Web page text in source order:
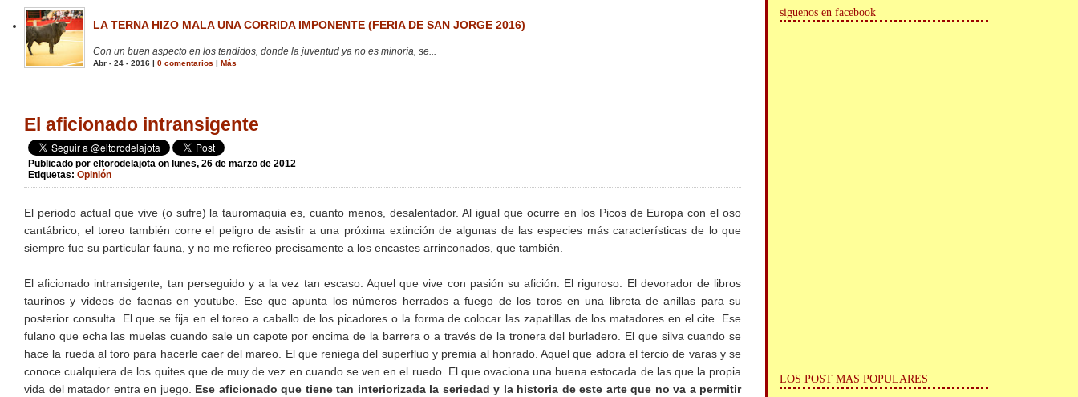
LA TERNA HIZO MALA UNA CORRIDA IMPONENTE (FERIA DE SAN JORGE 2016)
Con un buen aspecto en los tendidos, donde la juventud ya no es minoría, se...
Abr - 24 - 2016 | 0 comentarios Más
El aficionado intransigente
Publicado por eltorodelajota on lunes, 26 de marzo de 2012
Etiquetas: Opinión
El periodo actual que vive (o sufre) la tauromaquia es, cuanto menos, desalentador. Al igual que ocurre en los Picos de Europa con el oso
cantábrico, el toreo también corre el peligro de asistir a una próxima extinción de algunas de las especies más características de lo que
siempre fue su particular fauna, y no me refiereo precisamente a los encastes arrinconados, que también.
El aficionado intransigente, tan perseguido y a la vez tan escaso. Aquel que vive con pasión su afición. El riguroso. El devorador de libros
taurinos y videos de faenas en youtube. Ese que apunta los números herrados a fuego de los toros en una libreta de anillas para su
posterior consulta. El que se fija en el toreo a caballo de los picadores o la forma de colocar las zapatillas de los matadores en el cite. Ese
fulano que echa las muelas cuando sale un capote por encima de la barrera o a través de la tronera del burladero. El que silva cuando se
hace la rueda al toro para hacerle caer del mareo. El que reniega del superfluo y premia al honrado. Aquel que adora el tercio de varas y se
conoce cualquiera de los quites que de muy de vez en cuando se ven en el ruedo. El que ovaciona una buena estocada de las que la propia
vida del matador entra en juego. Ese aficionado que tiene tan interiorizada la seriedad y la historia de este arte que no va a permitir
siguenos en facebook
LOS POST MAS POPULARES